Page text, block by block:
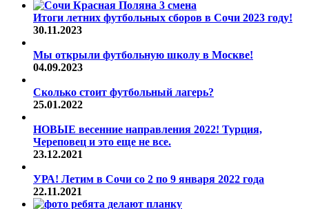
Итоги летних футбольных сборов в Сочи 2023 году!
30.11.2023
Мы открыли футбольную школу в Москве!
04.09.2023
Сколько стоит футбольный лагерь?
25.01.2022
НОВЫЕ весенние направления 2022! Турция,
Череповец и это еще не все.
23.12.2021
УРА! Летим в Сочи со 2 по 9 января 2022 года
22.11.2021